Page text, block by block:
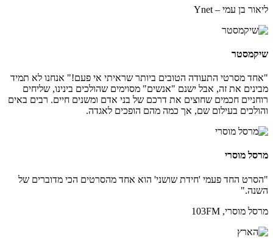
ליאור בן עמי – Ynet
שיקמסטר
"אחד מסרטי התעודה הטובים ביותר שראיתי אי פעם!" אנחנו לא תמיד
מבינים את זה, אבל ישנם "אנשים" מסוימים שהולכים בינינו, שליחים
רוחניים חכמים שחוצים את דרכם של בני אדם ומשנים חיים. רבים באים
והולכים בעילום שם, אך כמה מהם הופכים לאגדה.
מרסל מוסרי
"הסרט החד פעמי 'חידת שושני' הוא אחד מהסרטים הכי מדוברים של
השנה."
מרסל מוסרי, 103FM